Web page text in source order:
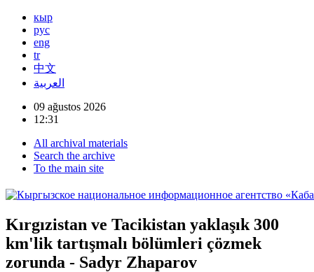
кыр
рус
eng
tr
中文
العربية
09 ağustos 2026
12:31
All archival materials
Search the archive
To the main site
Kırgızistan ve Tacikistan yaklaşık 300
km'lik tartışmalı bölümleri çözmek
zorunda - Sadyr Zhaparov